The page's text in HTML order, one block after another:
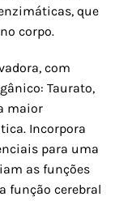
que
corpo.
com
Taurato,
maior
Incorpora
para uma
as funções
função cerebral